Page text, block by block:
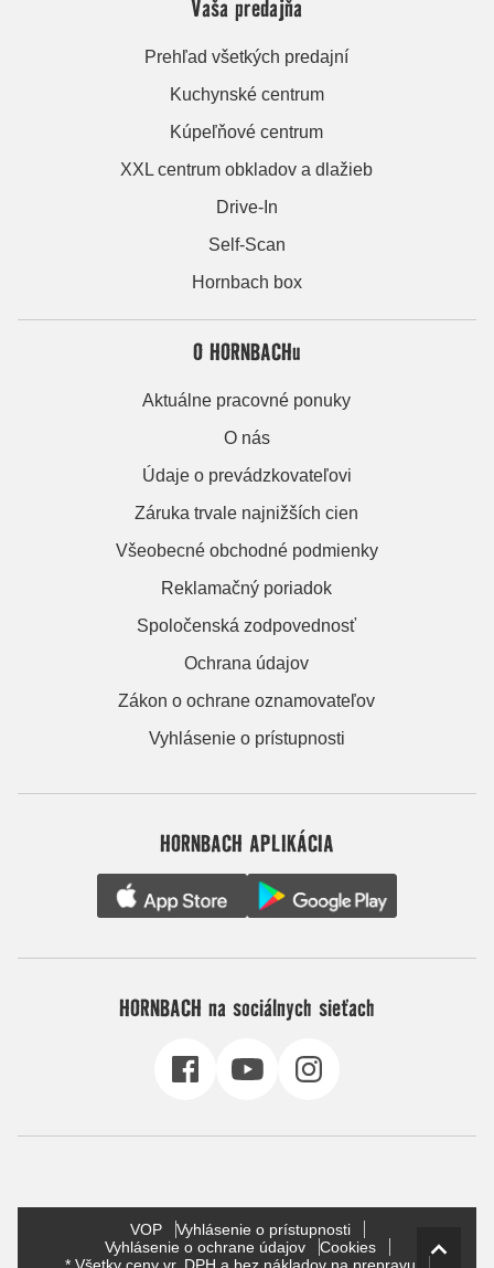
Vaša predajňa
Prehľad všetkých predajní
Kuchynské centrum
Kúpeľňové centrum
XXL centrum obkladov a dlažieb
Drive-In
Self-Scan
Hornbach box
O HORNBACHu
Aktuálne pracovné ponuky
O nás
Údaje o prevádzkovateľovi
Záruka trvale najnižších cien
Všeobecné obchodné podmienky
Reklamačný poriadok
Spoločenská zodpovednosť
Ochrana údajov
Zákon o ochrane oznamovateľov
Vyhlásenie o prístupnosti
HORNBACH APLIKÁCIA
HORNBACH na sociálnych sieťach
VOP
Vyhlásenie o prístupnosti
Vyhlásenie o ochrane údajov
Cookies